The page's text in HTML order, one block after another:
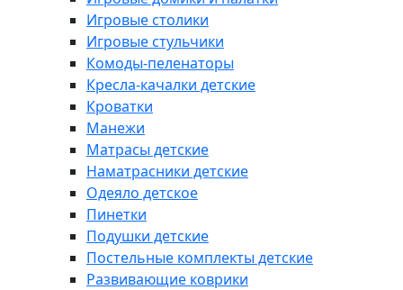
Игровые столики
Игровые стульчики
Комоды-пеленаторы
Кресла-качалки детские
Кроватки
Манежи
Матрасы детские
Наматрасники детские
Одеяло детское
Пинетки
Подушки детские
Постельные комплекты детские
Развивающие коврики